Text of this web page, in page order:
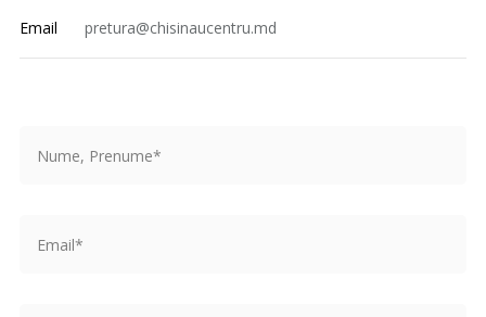
Email
pretura@chisinaucentru.md